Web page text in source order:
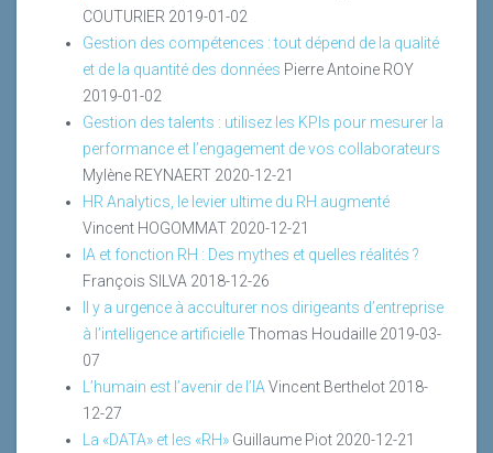
COUTURIER 2019-01-02
Gestion des compétences : tout dépend de la qualité
et de la quantité des données Pierre Antoine ROY
2019-01-02
Gestion des talents : utilisez les KPIs pour mesurer la
performance et l’engagement de vos collaborateurs
Mylène REYNAERT 2020-12-21
HR Analytics, le levier ultime du RH augmenté
Vincent HOGOMMAT 2020-12-21
IA et fonction RH : Des mythes et quelles réalités ?
François SILVA 2018-12-26
Il y a urgence à acculturer nos dirigeants d’entreprise
à l’intelligence artificielleThomas Houdaille 2019-03-
07
L’humain est l’avenir de l’IA Vincent Berthelot 2018-
12-27
La «DATA» et les «RH» Guillaume Piot 2020-12-21